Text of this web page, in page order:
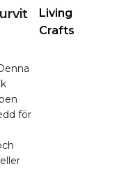
för